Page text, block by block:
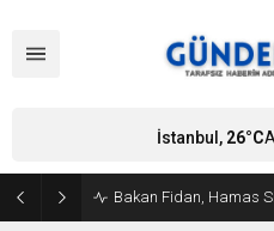
Bakan Fidan, Hamas
İstanbul, 26°C